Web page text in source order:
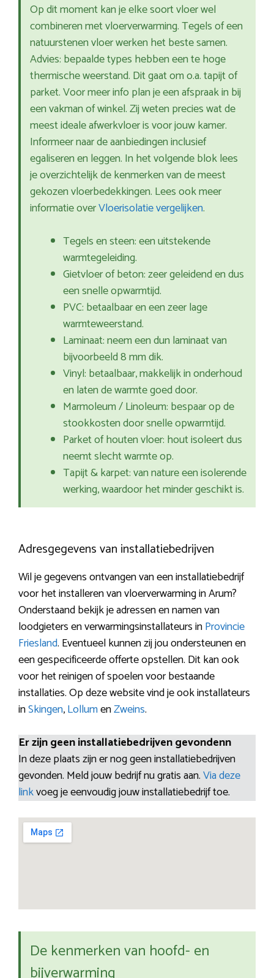
Op dit moment kan je elke soort vloer wel
combineren met vloerverwarming. Tegels of een
natuurstenen vloer werken het beste samen.
Advies: bepaalde types hebben een te hoge
thermische weerstand. Dit gaat om o.a. tapijt of
parket. Voor meer info plan je een afspraak in bij
een vakman of winkel. Zij weten precies wat de
meest ideale afwerkvloer is voor jouw kamer.
Informeer naar de aanbiedingen inclusief
egaliseren en leggen. In het volgende blok lees
je overzichtelijk de kenmerken van de meest
gekozen vloerbedekkingen. Lees ook meer
informatie overVloerisolatie vergelijken.
Tegels en steen: een uitstekende
warmtegeleiding.
Gietvloer of beton: zeer geleidend en dus
een snelle opwarmtijd.
PVC: betaalbaar en een zeer lage
warmteweerstand.
Laminaat: neem een dun laminaat van
bijvoorbeeld 8 mm dik.
Vinyl: betaalbaar, makkelijk in onderhoud
en laten de warmte goed door.
Marmoleum / Linoleum: bespaar op de
stookkosten door snelle opwarmtijd.
Parket of houten vloer: hout isoleert dus
neemt slecht warmte op.
Tapijt & karpet: van nature een isolerende
werking, waardoor het minder geschikt is.
Adresgegevens van installatiebedrijven
Wil je gegevens ontvangen van een installatiebedrijf
voor het installeren van vloerverwarming in Arum?
Onderstaand bekijk je adressen en namen van
loodgieters en verwarmingsinstallateurs inProvincie
Friesland. Eventueel kunnen zij jou ondersteunen en
een gespecificeerde offerte opstellen. Dit kan ook
voor het reinigen of spoelen voor bestaande
installaties. Op deze website vind je ook installateurs
inSkingen,LollumenZweins.
Er zijn geen installatiebedrijven gevondenn
In deze plaats zijn er nog geen installatiebedrijven
gevonden. Meld jouw bedrijf nu gratis aan.Via deze
linkvoeg je eenvoudig jouw installatiebedrijf toe.
De kenmerken van hoofd- en